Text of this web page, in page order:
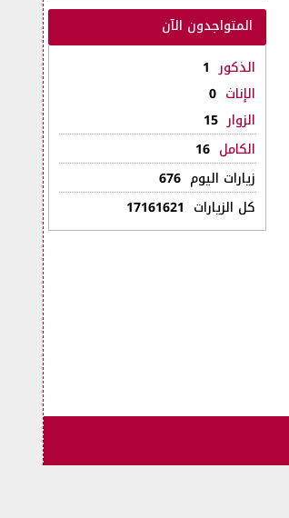
المتواجدون الآن
الذكور 1
الإناث 0
الزوار 15
الكامل 16
زيارات اليوم676
كل الزيارات 17161621